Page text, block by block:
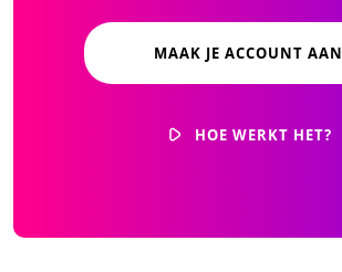
MAAK JE ACCOUNT AAN
HOE WERKT HET?